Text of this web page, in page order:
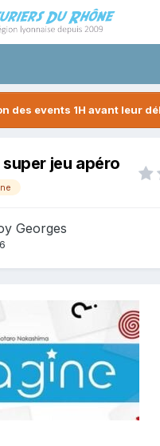
des events 1H avant leur
jeu apéro
Georges